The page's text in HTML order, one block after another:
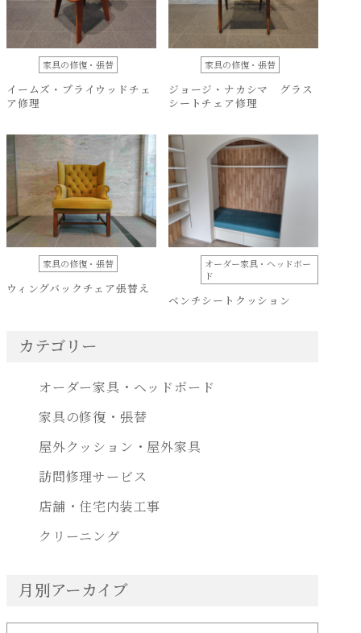
家具の修復・張替
イームズ・プライウッドチェ
ア修理
家具の修復・張替
ジョージ・ナカシマ グラス
シートチェア修理
家具の修復・張替
ウィングバックチェア張替え
オーダー家具・ヘッドボー
ド
ベンチシートクッション
カテゴリー
オーダー家具・ヘッドボード
家具の修復・張替
屋外クッション・屋外家具
訪問修理サービス
店舗・住宅内装工事
クリーニング
月別アーカイブ